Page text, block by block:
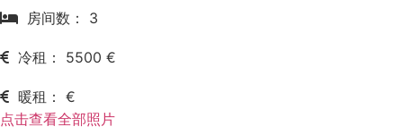
房间数： 3
冷租： 5500 €
暖租： €
点击查看全部照片